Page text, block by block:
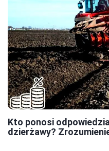
Kto ponosi
dzierżawy?